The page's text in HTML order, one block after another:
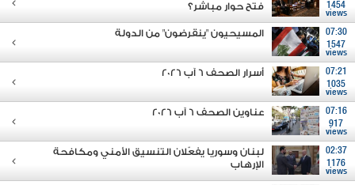
1454
views
فتح حوار مباشر؟
07:30
1547
views
المسيحيون "ينقرضون" من الدولة
07:21
1035
views
أسرار الصحف 6 آب 2026
07:16
917
views
عناوين الصحف 6 آب 2026
02:37
1176
views
لبنان وسوريا يفعّلان التنسيق الأمني ومكافحة
الإرهاب